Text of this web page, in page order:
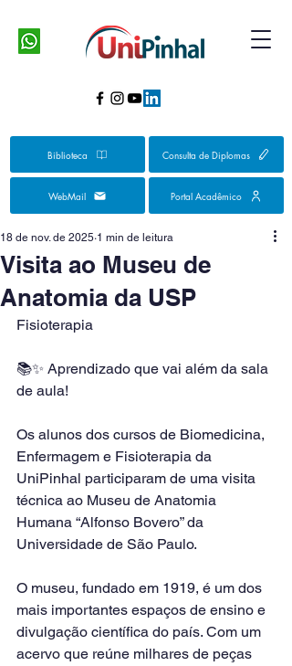
Biblioteca Consulta de Diplomas
WebMail Portal Acadêmico
Visita ao Museu de
Anatomia da USP
18 de nov. de 2025 1 min de leitura
Fisioterapia
📚✨ Aprendizado que vai além da sala
de aula!
Os alunos dos cursos de Biomedicina,
Enfermagem e Fisioterapia da
UniPinhal participaram de uma visita
técnica ao Museu de Anatomia
Humana “Alfonso Bovero” da
Universidade de São Paulo.
O museu, fundado em 1919, é um dos
mais importantes espaços de ensino e
divulgação científica do país. Com um
acervo que reúne milhares de peças